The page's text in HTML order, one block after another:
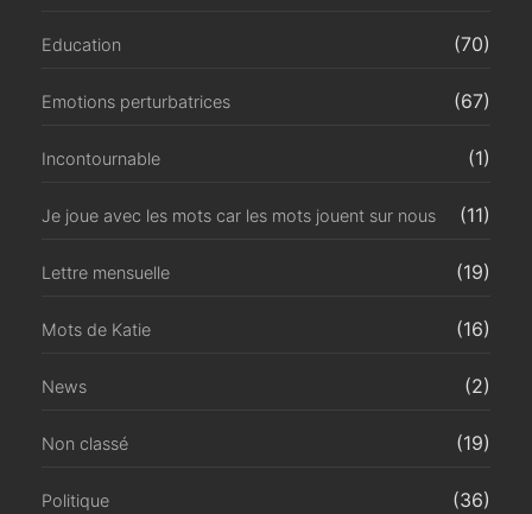
Education (70)
Emotions perturbatrices (67)
Incontournable (1)
Je joue avec les mots car les mots jouent sur nous (11)
Lettre mensuelle (19)
Mots de Katie (16)
News (2)
Non classé (19)
Politique (36)